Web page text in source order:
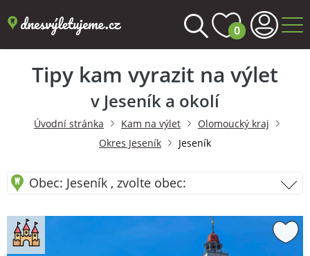
0
Tipy kam vyrazit na výlet
v Jeseník a okolí
Úvodní stránka Kam na výlet
Olomoucký kraj
Okres Jeseník
Jeseník
Obec: Jeseník , zvolte obec: